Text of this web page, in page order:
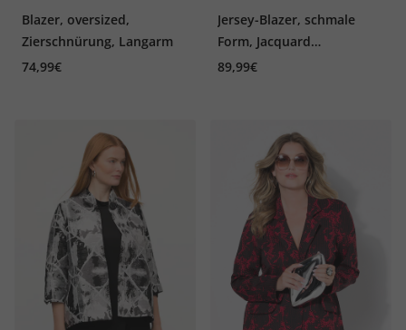
Blazer, oversized,
Zierschnürung, Langarm
74,99€
Jersey-Blazer, schmale
Form, Jacquard
Blumenmuster, Langarm
89,99€